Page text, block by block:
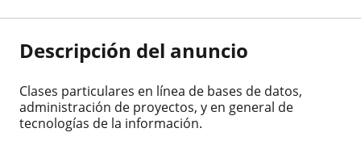
Descripción del anuncio
Clases particulares en línea de bases de datos,
administración de proyectos, y en general de
tecnologías de la información.